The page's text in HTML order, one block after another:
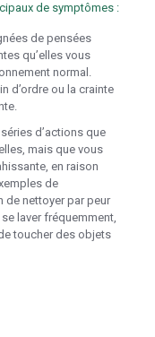
de symptômes :
de pensées
qu’elles vous
normal.
d’ordre ou la crainte
d’actions que
mais que vous
en raison
de
nettoyer par peur
laver fréquemment,
toucher des objets